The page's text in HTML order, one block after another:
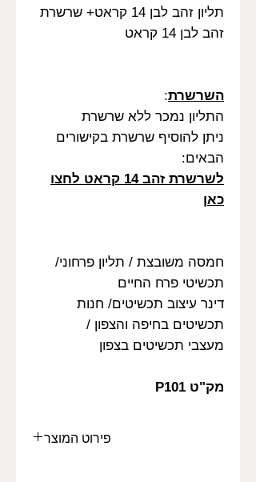
תליון זהב לבן 14 קראט+ שרשרת
זהב לבן 14 קראט
השרשרת:
התליון נמכר ללא שרשרת
ניתן להוסיף שרשרת בקישורים
הבאים:
לשרשרת זהב 14 קראט לחצו
כאן
חמסה משובצת / תליון פרחוני/
תכשיטי פרח החיים
דינר עיצוב תכשיטים/ חנות
תכשיטים בחיפה והצפון /
מעצבי תכשיטים בצפון
מק"ט P101
פירוט המוצר